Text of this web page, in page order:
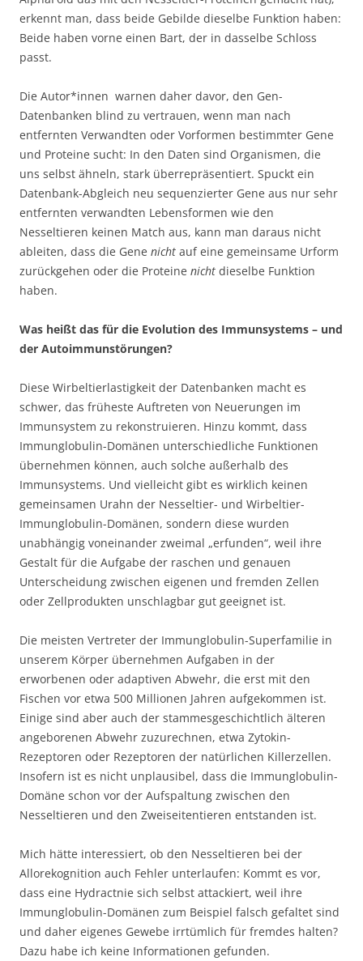
erkennt man, dass beide Gebilde dieselbe Funktion haben:
Beide haben vorne einen Bart, der in dasselbe Schloss
passt.
Die Autor*innen warnen daher davor, den Gen-
Datenbanken blind zu vertrauen, wenn man nach
entfernten Verwandten oder Vorformen bestimmter Gene
und Proteine sucht: In den Daten sind Organismen, die
uns selbst ähneln, stark überrepräsentiert. Spuckt ein
Datenbank-Abgleich neu sequenzierter Gene aus nur sehr
entfernten verwandten Lebensformen wie den
Nesseltieren keinen Match aus, kann man daraus nicht
ableiten, dass die Gene nicht auf eine gemeinsame Urform
zurückgehen oder die Proteine nicht dieselbe Funktion
haben.
Was heißt das für die Evolution des Immunsystems – und
der Autoimmunstörungen?
Diese Wirbeltierlastigkeit der Datenbanken macht es
schwer, das früheste Auftreten von Neuerungen im
Immunsystem zu rekonstruieren. Hinzu kommt, dass
Immunglobulin-Domänen unterschiedliche Funktionen
übernehmen können, auch solche außerhalb des
Immunsystems. Und vielleicht gibt es wirklich keinen
gemeinsamen Urahn der Nesseltier- und Wirbeltier-
Immunglobulin-Domänen, sondern diese wurden
unabhängig voneinander zweimal „erfunden“, weil ihre
Gestalt für die Aufgabe der raschen und genauen
Unterscheidung zwischen eigenen und fremden Zellen
oder Zellprodukten unschlagbar gut geeignet ist.
Die meisten Vertreter der Immunglobulin-Superfamilie in
unserem Körper übernehmen Aufgaben in der
erworbenen oder adaptiven Abwehr, die erst mit den
Fischen vor etwa 500 Millionen Jahren aufgekommen ist.
Einige sind aber auch der stammesgeschichtlich älteren
angeborenen Abwehr zuzurechnen, etwa Zytokin-
Rezeptoren oder Rezeptoren der natürlichen Killerzellen.
Insofern ist es nicht unplausibel, dass die Immunglobulin-
Domäne schon vor der Aufspaltung zwischen den
Nesseltieren und den Zweiseitentieren entstanden ist.
Mich hätte interessiert, ob den Nesseltieren bei der
Allorekognition auch Fehler unterlaufen: Kommt es vor,
dass eine Hydractnie sich selbst attackiert, weil ihre
Immunglobulin-Domänen zum Beispiel falsch gefaltet sind
und daher eigenes Gewebe irrtümlich für fremdes halten?
Dazu habe ich keine Informationen gefunden.